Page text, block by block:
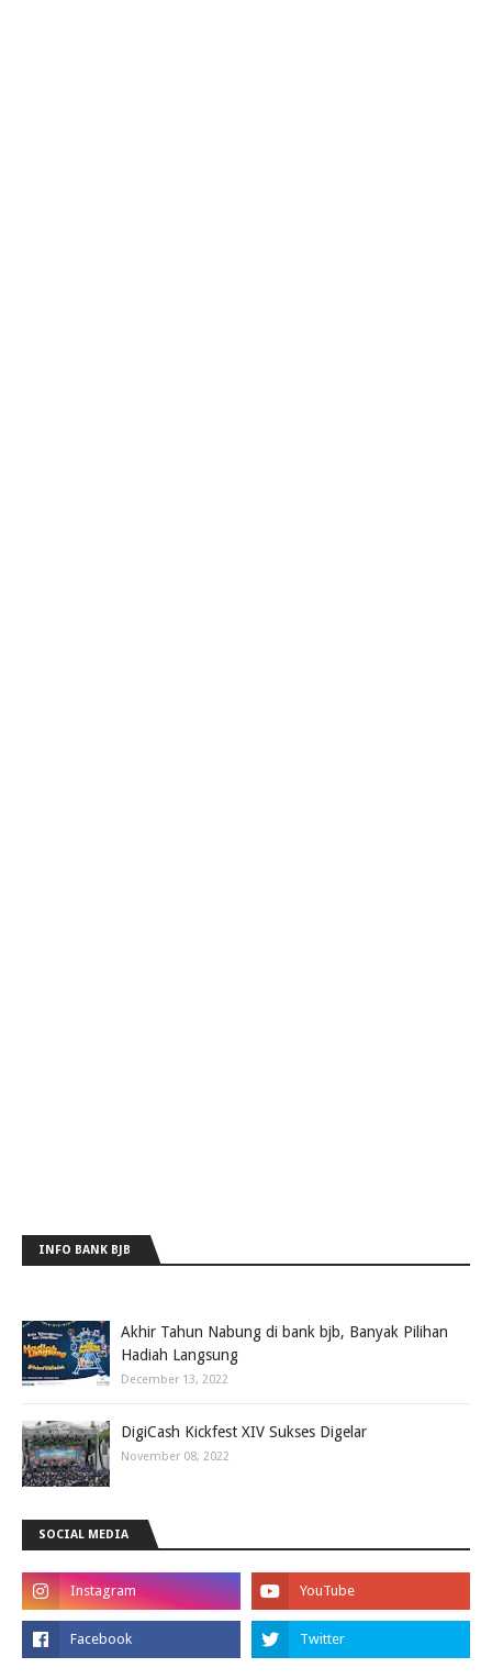
INFO BANK BJB
Akhir Tahun Nabung di bank bjb, Banyak Pilihan
Hadiah Langsung
December 13, 2022
DigiCash Kickfest XIV Sukses Digelar
November 08, 2022
SOCIAL MEDIA